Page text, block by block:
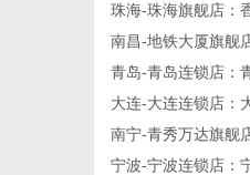
珠海-珠海旗舰店：
南昌-地铁大厦旗舰
青岛-青岛连锁店：
大连-大连连锁店：
南宁-青秀万达旗舰
宁波-宁波连锁店：